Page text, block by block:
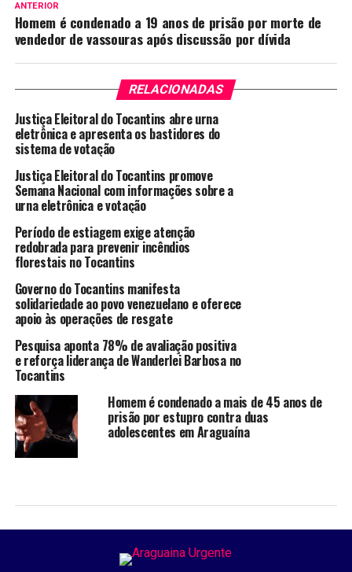
ANTERIOR
Homem é condenado a 19 anos de prisão por morte de
vendedor de vassouras após discussão por dívida
RELACIONADAS
Justiça Eleitoral do Tocantins abre urna
eletrônica e apresenta os bastidores do
sistema de votação
Justiça Eleitoral do Tocantins promove
Semana Nacional com informações sobre a
urna eletrônica e votação
Período de estiagem exige atenção
redobrada para prevenir incêndios
florestais no Tocantins
Governo do Tocantins manifesta
solidariedade ao povo venezuelano e oferece
apoio às operações de resgate
Pesquisa aponta 78% de avaliação positiva
e reforça liderança de Wanderlei Barbosa no
Tocantins
Homem é condenado a mais de 45 anos de
prisão por estupro contra duas
adolescentes em Araguaína